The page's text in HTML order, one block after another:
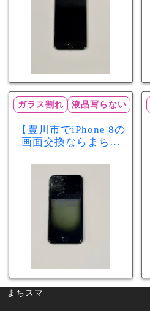
ガラス割れ 液晶写らない
【豊川市でiPhone 8の
画面交換ならまちス
れ・液晶不良も当日
60分で修理可能！
まちスマ